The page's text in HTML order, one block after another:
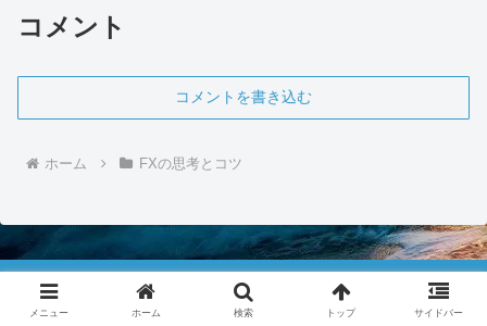
コメント
コメントを書き込む
ホーム FXの思考とコツ
OGのFXを投資に20年先も生き残る！
メニュー ホーム 検索 トップ サイドバー